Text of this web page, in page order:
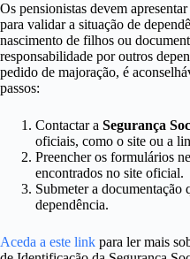
Os pensionistas devem
para validar a situação de
nascimento de filhos ou
responsabilidade por outros
pedido de majoração, é
passos:
Contactar a Segurança
oficiais, como o site ou a
Preencher os formulários
encontrados no site oficial.
Submeter a documentação
dependência.
Aceda a este link para ler mais